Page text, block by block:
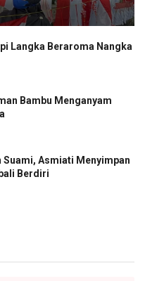
Langka Beraroma Nangka
Bambu Menganyam
Suami, Asmiati Menyimpan
Berdiri